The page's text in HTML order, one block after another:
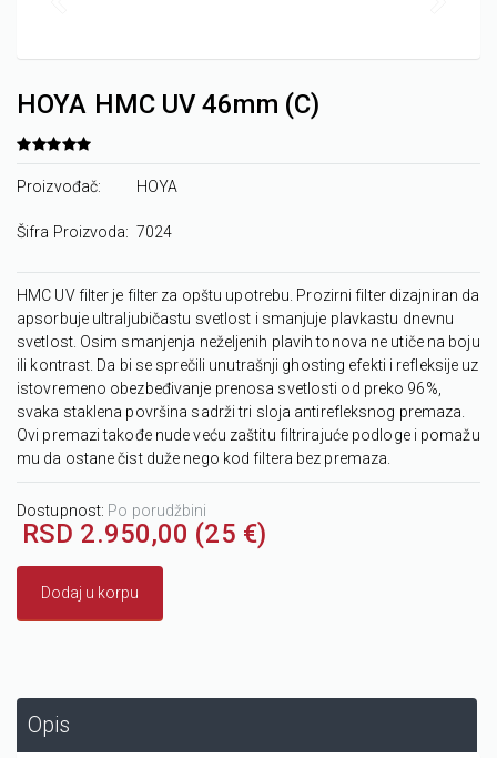
HOYA HMC UV 46mm (C)
Proizvođač: HOYA
Šifra Proizvoda: 7024
HMC UV filter je filter za opštu upotrebu. Prozirni filter dizajniran da
apsorbuje ultraljubičastu svetlost i smanjuje plavkastu dnevnu
svetlost. Osim smanjenja neželjenih plavih tonova ne utiče na boju
ili kontrast. Da bi se sprečili unutrašnji ghosting efekti i refleksije uz
istovremeno obezbeđivanje prenosa svetlosti od preko 96%,
svaka staklena površina sadrži tri sloja antirefleksnog premaza.
Ovi premazi takođe nude veću zaštitu filtrirajuće podloge i pomažu
mu da ostane čist duže nego kod filtera bez premaza.
Dostupnost: Po porudžbini
RSD 2.950,00 (25 €)
Dodaj u korpu
Opis